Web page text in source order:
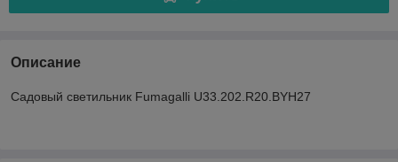
Описание
Садовый светильник Fumagalli U33.202.R20.BYH27